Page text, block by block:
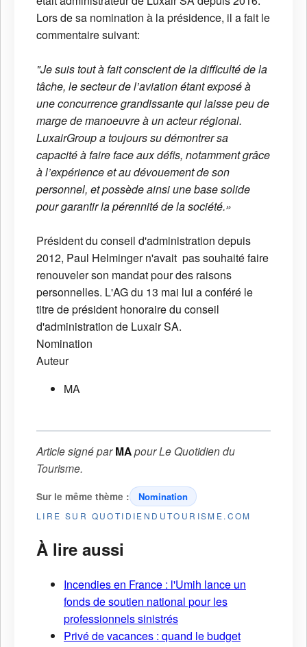
Lors de sa nomination à la présidence, il a fait le
commentaire suivant:
"Je suis tout à fait conscient de la difficulté de la
tâche, le secteur de l’aviation étant exposé à
une concurrence grandissante qui laisse peu de
marge de manoeuvre à un acteur régional.
LuxairGroup a toujours su démontrer sa
capacité à faire face aux défis, notamment grâce
à l’expérience et au dévouement de son
personnel, et possède ainsi une base solide
pour garantir la pérennité de la société.»
Président du conseil d'administration depuis
2012, Paul Helminger n'avait pas souhaité faire
renouveler son mandat pour des raisons
personnelles. L'AG du 13 mai lui a conféré le
titre de président honoraire du conseil
d'administration de Luxair SA.
Nomination
Auteur
MA
Article signé parMApourLe Quotidien du
Tourisme.
Sur le même thème : Nomination
LIRE SUR QUOTIDIENDUTOURISME.COM
À lire aussi
Incendies en France : l'Umih lance un
fonds de soutien national pour les
professionnels sinistrés
Privé de vacances : quand le budget